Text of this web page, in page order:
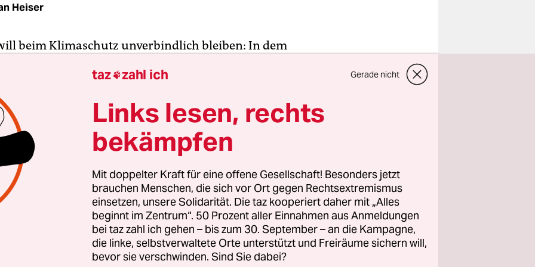
Heiser
beim Klimaschutz unverbindlich bleiben: In dem
mit dem die dort genannten Ziele auch
werden könnten. Kritik daran kommt von den
dem Bund für Umwelt und Naturschutz.
soll das Energieeinspargesetz ablösen, das 1990 von
Koalition unter Walter Momper beschlossen wurde.
Gesetz wurde etwa vorgeschrieben, dass zur Planung
des Energieverbrauchs alle vier Jahre ein
erstellt werden muss. Als
des Gesetzes erwies sich aber, dass Verstöße gegen
nicht geahndet werden konnten. Während jeder
taz zahl ich Gerade nicht
Links lesen, rechts
bekämpfen
Mit doppelter Kraft für eine offene Gesellschaft! Besonders jetzt
brauchen Menschen, die sich vor Ort gegen Rechtsextremismus
einsetzen, unsere Solidarität. Die taz kooperiert daher mit „Alles
beginnt im Zentrum“. 50 Prozent aller Einnahmen aus Anmeldungen
bei taz zahl ich gehen – bis zum 30. September – an die Kampagne,
die linke, selbstverwaltete Orte unterstützt und Freiräume sichern will,
bevor sie verschwinden. Sind Sie dabei?